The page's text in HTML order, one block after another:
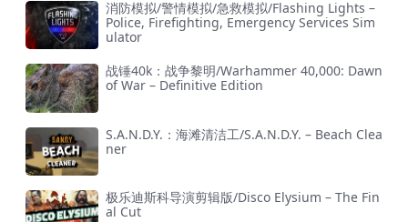
消防模拟/警情模拟/急救模拟/Flashing Lights –
Police, Firefighting, Emergency Services Sim
ulator
战锤40k：战争黎明/Warhammer 40,000: Dawn
of War – Definitive Edition
S.A.N.D.Y.：海滩清洁工/S.A.N.D.Y. – Beach Clea
ner
极乐迪斯科导演剪辑版/Disco Elysium – The Fin
al Cut